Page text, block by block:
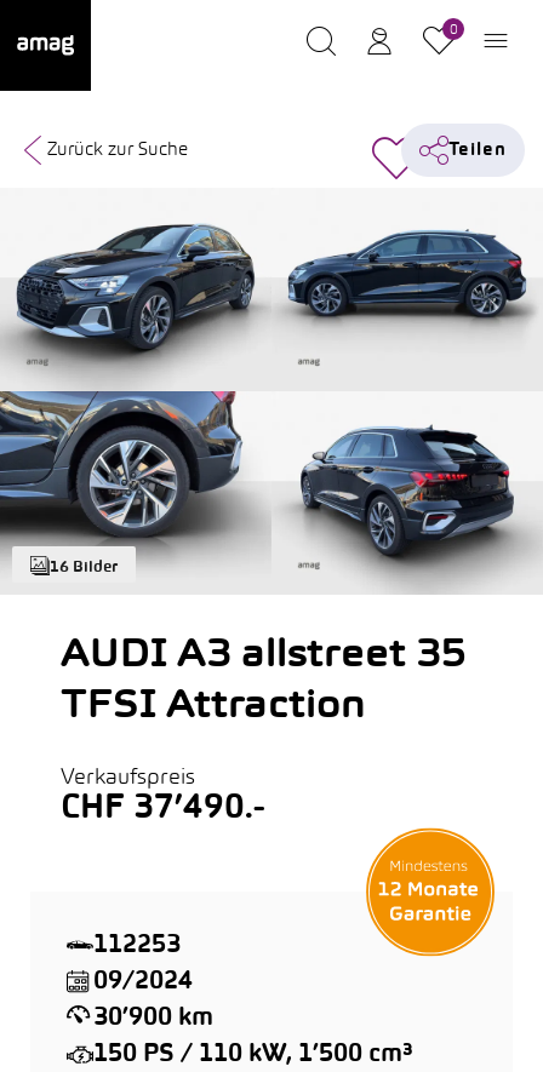
0
16 Bilder
Zurück zur Suche Teilen
AUDI A3 allstreet 35
TFSI Attraction
Verkaufspreis
CHF 37’490.-
112253
09/2024
30’900 km
150 PS / 110 kW, 1’500 cm³